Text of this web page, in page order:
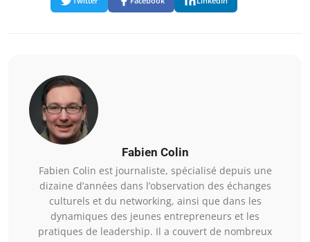
Fabien Colin
Fabien Colin est journaliste, spécialisé depuis une
dizaine d’années dans l’observation des échanges
culturels et du networking, ainsi que dans les
dynamiques des jeunes entrepreneurs et les
pratiques de leadership. Il a couvert de nombreux